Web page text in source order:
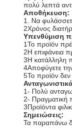
πολύ λεπτά
Αποθήκευση:
1. Να
2Χρόνος
Υπενθύμιση
1Το προϊόν
2Η επιφάνεια
3Η κατάλληλη
4Αποφύγετε
5Το προϊόν δεν
1- Πολύ
2- Πραγματική
3Προϊόντα
Σημειώσεις:
Τα παραπάνω